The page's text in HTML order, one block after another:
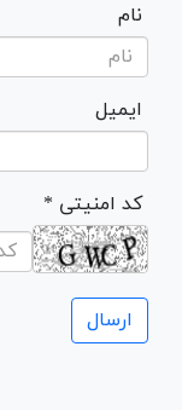
نام
ایمیل
* کد امنیتی